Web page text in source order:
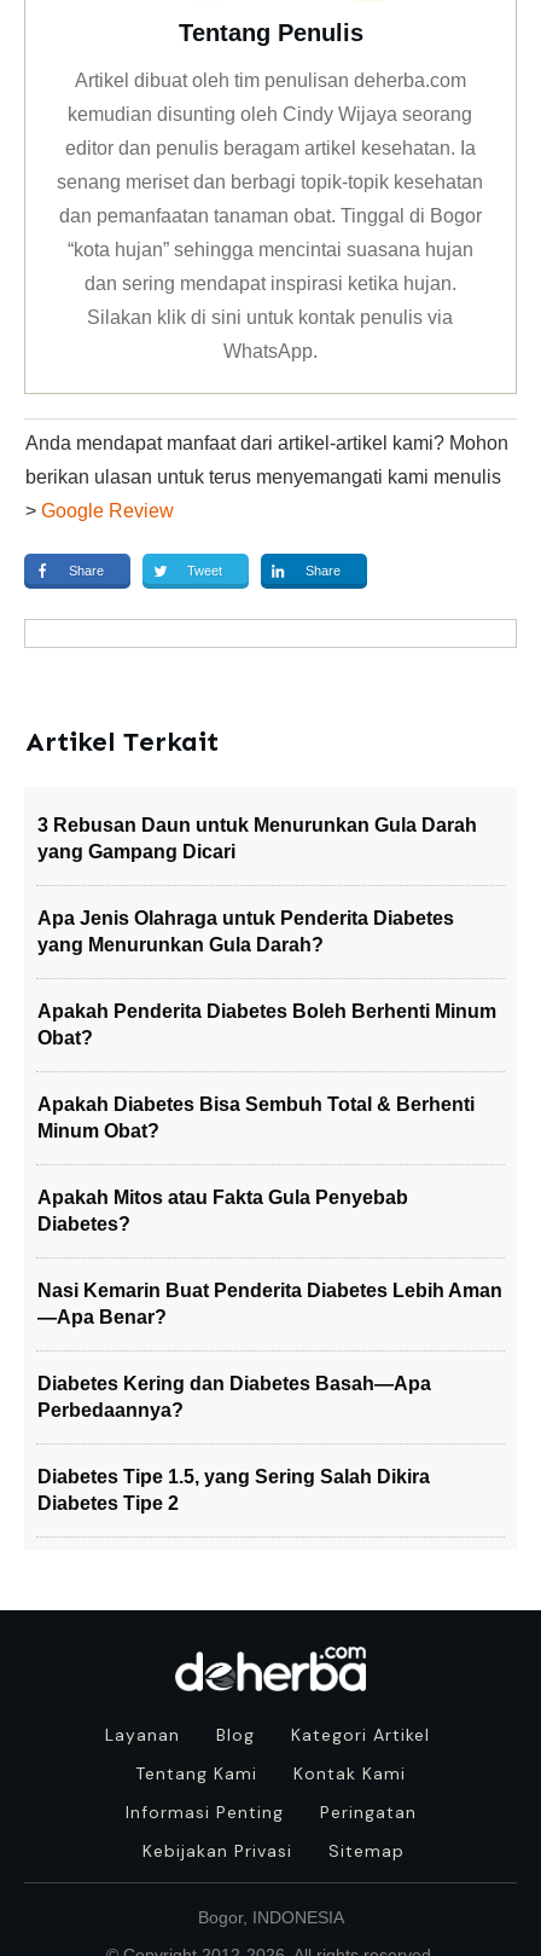
Tentang Penulis
Artikel dibuat oleh tim penulisan deherba.com
kemudian disunting oleh Cindy Wijaya seorang
editor dan penulis beragam artikel kesehatan. Ia
senang meriset dan berbagi topik-topik kesehatan
dan pemanfaatan tanaman obat. Tinggal di Bogor
“kota hujan” sehingga mencintai suasana hujan
dan sering mendapat inspirasi ketika hujan.
Silakan klikdi sini untuk kontak penulis via
WhatsApp.
Anda mendapat manfaat dari artikel-artikel kami? Mohon
berikan ulasan untuk terus menyemangati kami menulis
> Google Review
Share Tweet Share
Artikel Terkait
3 Rebusan Daun untuk Menurunkan Gula Darah
yang Gampang Dicari
Apa Jenis Olahraga untuk Penderita Diabetes
yang Menurunkan Gula Darah?
Apakah Penderita Diabetes Boleh Berhenti Minum
Obat?
Apakah Diabetes Bisa Sembuh Total & Berhenti
Minum Obat?
Apakah Mitos atau Fakta Gula Penyebab
Diabetes?
Nasi Kemarin Buat Penderita Diabetes Lebih Aman
—Apa Benar?
Diabetes Kering dan Diabetes Basah—Apa
Perbedaannya?
Diabetes Tipe 1.5, yang Sering Salah Dikira
Diabetes Tipe 2
Layanan Blog
Kategori Artikel
Tentang Kami
Kontak Kami
Informasi Penting
Peringatan
Kebijakan Privasi
Sitemap
Bogor, INDONESIA